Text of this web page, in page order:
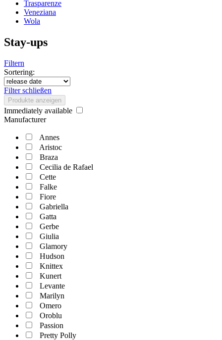
Trasparenze
Veneziana
Wola
Stay-ups
Filtern
Sortering:
Filter schließen
Produkte anzeigen
Immediately available
Manufacturer
Annes
Aristoc
Braza
Cecilia de Rafael
Cette
Falke
Fiore
Gabriella
Gatta
Gerbe
Giulia
Glamory
Hudson
Knittex
Kunert
Levante
Marilyn
Omero
Oroblu
Passion
Pretty Polly